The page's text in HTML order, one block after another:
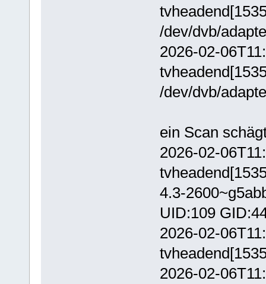
/dev/dvb/
2026-02-
/dev/dvb/
ein Scan
2026-02-
4.3-
UID:109
2026-02-
2026-02-